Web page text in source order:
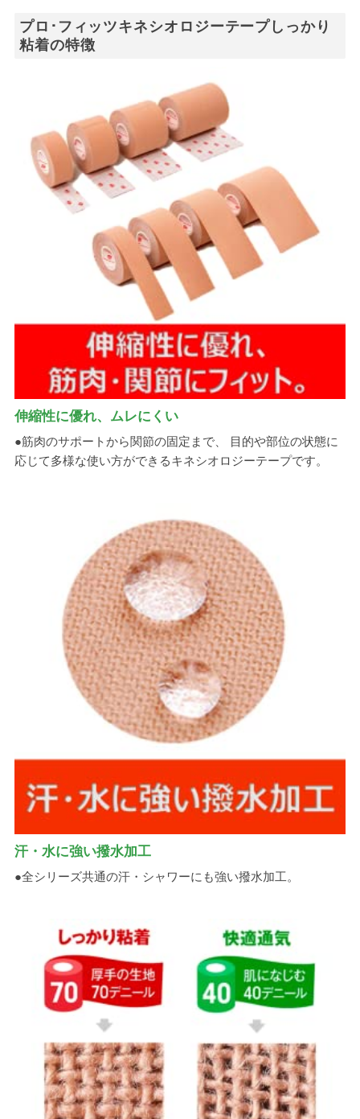
プロ･フィッツキネシオロジーテープしっかり
粘着の特徴
伸縮性に優れ、ムレにくい
●筋肉のサポートから関節の固定まで、 目的や部位の状態に
応じて多様な使い方ができるキネシオロジーテープです。
汗・水に強い撥水加工
●全シリーズ共通の汗・シャワーにも強い撥水加工。